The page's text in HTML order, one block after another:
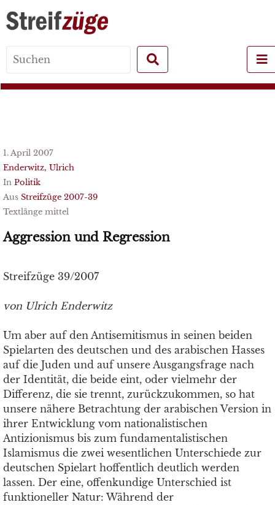
for:
1. April 2007
Enderwitz, Ulrich
In Politik
Aus Streifzüge 2007-39
Textlänge mittel
Aggression und Regression
Streifzüge 39/2007
von Ulrich Enderwitz
Um aber auf den Antisemitismus in seinen beiden
Spielarten des deutschen und des arabischen Hasses
auf die Juden und auf unsere Ausgangsfrage nach
der Identität, die beide eint, oder vielmehr der
Differenz, die sie trennt, zurückzukommen, so hat
unsere nähere Betrachtung der arabischen Version in
ihrer Entwicklung vom nationalistischen
Antizionismus bis zum fundamentalistischen
Islamismus die zwei wesentlichen Unterschiede zur
deutschen Spielart hoffentlich deutlich werden
lassen. Der eine, offenkundige Unterschied ist
funktioneller Natur: Während der